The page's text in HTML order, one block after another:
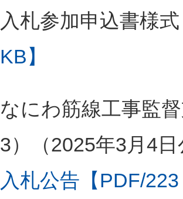
入札参加申込書様式
KB】
なにわ筋線工事監
3）（2025年3月4
入札公告【PDF/